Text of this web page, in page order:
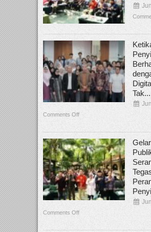
Tak...
Comments Off
Comments Off